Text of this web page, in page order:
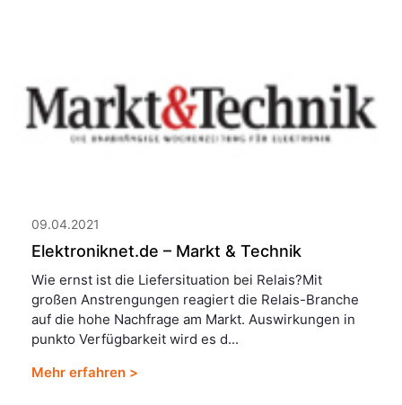
09.04.2021
Elektroniknet.de – Markt & Technik
Wie ernst ist die Liefersituation bei Relais?Mit
großen Anstrengungen reagiert die Relais-Branche
auf die hohe Nachfrage am Markt. Auswirkungen in
punkto Verfügbarkeit wird es d...
Mehr erfahren >